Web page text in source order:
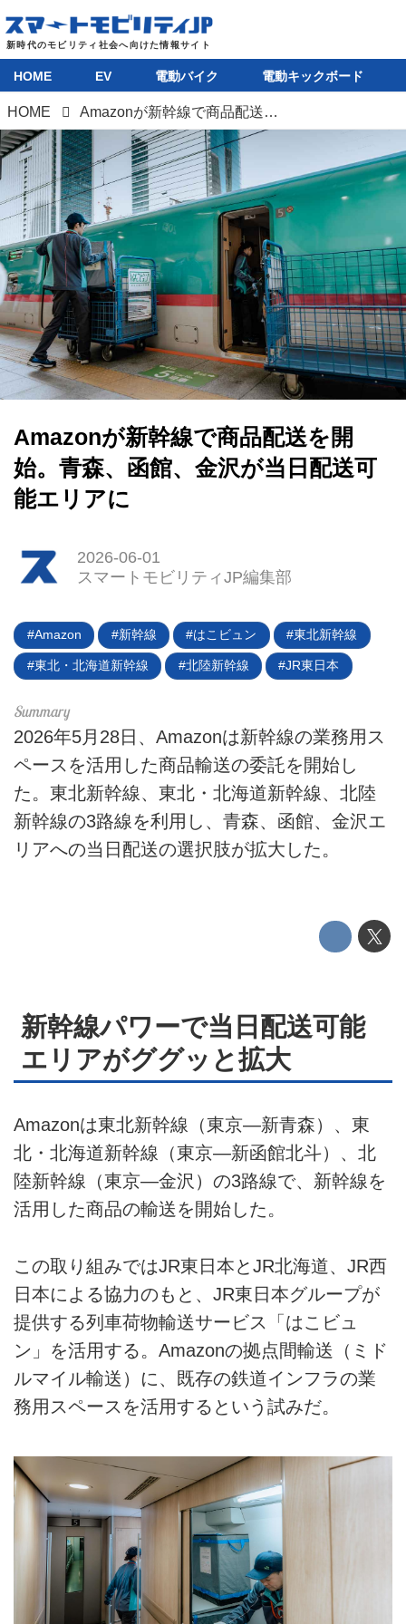
HOME
EV
電動キックボード
テクノロジー
運営会社
利用規約
プライバシーポリシー
ライター名簿
HOME EV 電動バイク 電動キックボード
HOME Amazonが新幹線で商品配送を開始。青森、函館、金沢が当日配送可能エリアに
Amazonが新幹線で商品配送を開
始。青森、函館、金沢が当日配送可
能エリアに
2026-06-01
スマートモビリティJP編集部
Amazon 新幹線 はこビュン 東北新幹線
東北・北海道新幹線 北陸新幹線 JR東日本
2026年5月28日、Amazonは新幹線の業務用ス
ペースを活用した商品輸送の委託を開始し
た。東北新幹線、東北・北海道新幹線、北陸
新幹線の3路線を利用し、青森、函館、金沢エ
リアへの当日配送の選択肢が拡大した。
新幹線パワーで当日配送可能
エリアがググッと拡大
Amazonは東北新幹線（東京―新青森）、東
北・北海道新幹線（東京―新函館北斗）、北
陸新幹線（東京―金沢）の3路線で、新幹線を
活用した商品の輸送を開始した。
この取り組みではJR東日本とJR北海道、JR西
日本による協力のもと、JR東日本グループが
提供する列車荷物輸送サービス「はこビュ
ン」を活用する。Amazonの拠点間輸送（ミド
ルマイル輸送）に、既存の鉄道インフラの業
務用スペースを活用するという試みだ。